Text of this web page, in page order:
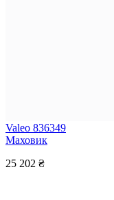
Valeo 836349
Маховик
25 202 ₴